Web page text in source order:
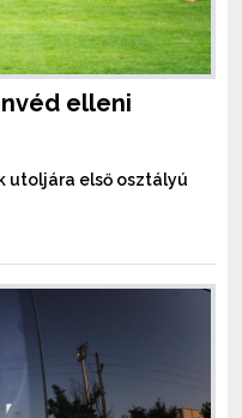
elleni
utoljára első osztályú